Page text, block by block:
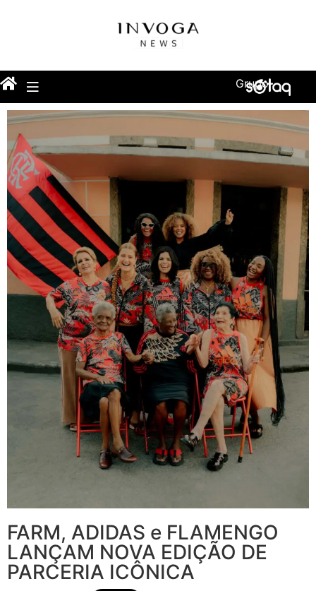
Grupo
FARM, ADIDAS e FLAMENGO
LANÇAM NOVA EDIÇÃO DE
PARCERIA ICÔNICA